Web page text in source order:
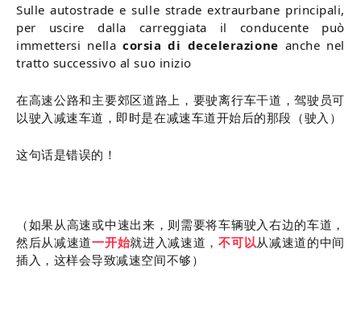
Sulle autostrade e sulle strade extraurbane principali,
per uscire dalla carreggiata il conducente può
immettersi nellacorsia di decelerazione anche nel
tratto successivo al suo inizio
在高速公路和主要郊区道路上，要驶离行车干道，驾驶员可
以驶入减速车道，即时是在减速车道开始后的那段（驶入）
这句话是错误的！
（如果从高速或中速出来，则需要将车辆驶入右边的车道，
然后从减速道一开始就进入减速道，不可以从减速道的中间
插入，这样会导致减速空间不够）